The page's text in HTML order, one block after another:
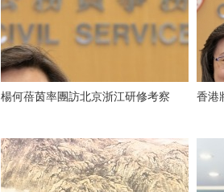
楊何蓓茵率團訪北京浙江研修考察 香港